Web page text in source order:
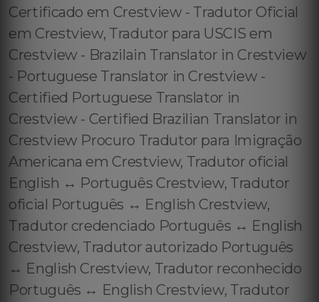
Certificado em Crestview - Tradutor Oficial
em Crestview, Tradutor para USCIS em
Crestview - Brazilain Translator in Crestview
- Portuguese Translator in Crestview -
Certified Portuguese Translator in
Crestview - Certified Brazilian Translator in
Crestview Procuro Tradutor para Imigração
Americana em Crestview, Tradutor oficial
English ↔️ Português Crestview, Tradutor
oficial Português ↔️ English Crestview,
Tradutor credenciado Português ↔️ English
Crestview, Tradutor autorizado Português
↔️ English Crestview, Tradutor reconhecido
Português ↔️ English Crestview, Tradutor